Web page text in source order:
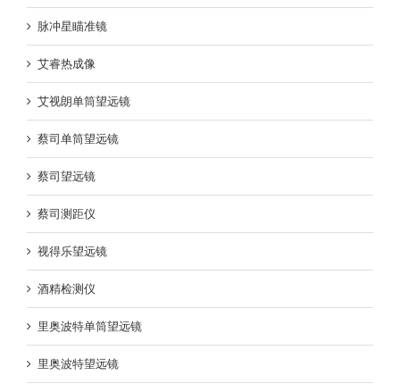
脉冲星瞄准镜
艾睿热成像
艾视朗单筒望远镜
蔡司单筒望远镜
蔡司望远镜
蔡司测距仪
视得乐望远镜
酒精检测仪
里奥波特单筒望远镜
里奥波特望远镜